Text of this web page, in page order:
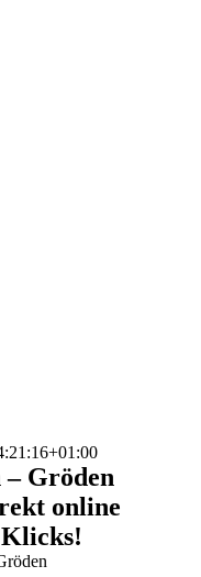
Gröden
online